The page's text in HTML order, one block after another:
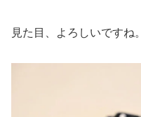
見た目、よろしいですね。